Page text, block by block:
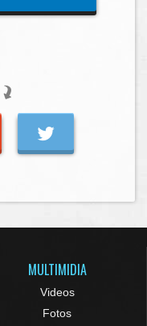
MULTIMIDIA
Videos
Fotos